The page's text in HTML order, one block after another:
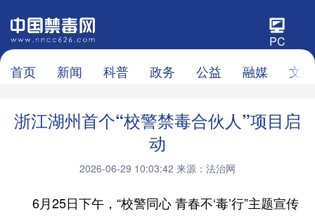
PC
首页 新闻 科普 政务 公益 融媒 文化
浙江湖州首个“校警禁毒合伙人”项目启
动
2026-06-29 10:03:42 来源：法治网
6月25日下午，“校警同心 青春不‘毒’行”主题宣传